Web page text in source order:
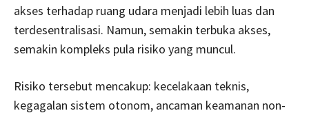
akses terhadap ruang udara menjadi lebih luas dan
terdesentralisasi. Namun, semakin terbuka akses,
semakin kompleks pula risiko yang muncul.
Risiko tersebut mencakup: kecelakaan teknis,
kegagalan sistem otonom, ancaman keamanan non-